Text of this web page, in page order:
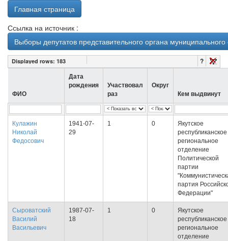
Главная страница
Ссылка на источник :
Выборы депутатов представительного органа
Displayed rows: 183 ?
ФИО
Дата
рождения
Участвовал
раз
Округ
Кем выдвинут
Кулажин
Николай
Федосович
1941-07-
29
1 0
Якутское
республиканское
региональное
отделение
Политической
партии
партия
Федерации"
Сыроватский
Василий
Васильевич
1987-07-
18
1 0
Якутское
республиканское
региональное
отделение